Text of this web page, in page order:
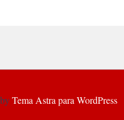
Tema Astra para WordPress